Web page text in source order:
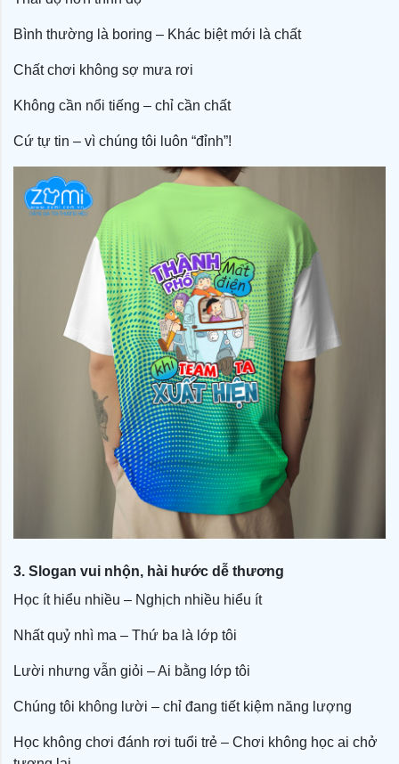
Bình thường là boring – Khác biệt mới là chất
Chất chơi không sợ mưa rơi
Không cần nổi tiếng – chỉ cần chất
Cứ tự tin – vì chúng tôi luôn “đỉnh”!
3. Slogan vui nhộn, hài hước dễ thương
Học ít hiểu nhiều – Nghịch nhiều hiểu ít
Nhất quỷ nhì ma – Thứ ba là lớp tôi
Lười nhưng vẫn giỏi – Ai bằng lớp tôi
Chúng tôi không lười – chỉ đang tiết kiệm năng lượng
Học không chơi đánh rơi tuổi trẻ – Chơi không học ai chở